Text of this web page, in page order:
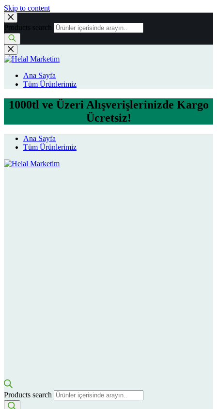
Skip to content
Products search
Ana Sayfa
Tüm Ürünlerimiz
1000tl ve Üzeri Alışverişlerinizde Kargo
Ücretsiz!
Ana Sayfa
Tüm Ürünlerimiz
Products search